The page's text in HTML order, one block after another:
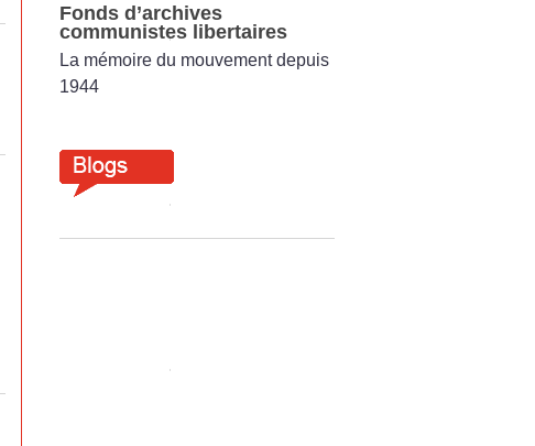
Fonds d’archives
communistes libertaires
La mémoire du mouvement depuis
1944